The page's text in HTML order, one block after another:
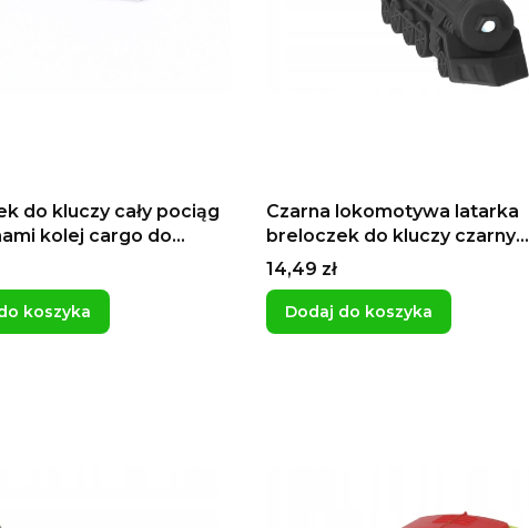
do kluczy cały pociąg
kolej cargo do
PKP prezent
koszyka
Czarna lokomotywa latarka
breloczek do kluczy czarny
pociąg pomysł na prezent dla
chłopaka koleje
Cena
14,49 zł
Dodaj do koszyka